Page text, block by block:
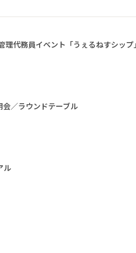
代務員イベント「うぇるねすシップ
／ラウンドテーブル
ル